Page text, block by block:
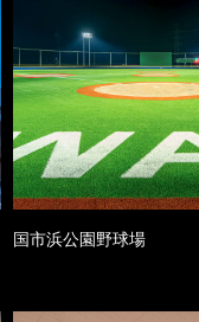
国市浜公園野球場